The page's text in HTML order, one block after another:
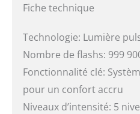
Fiche technique
Technologie: Lumière
Nombre de flashs: 999
Fonctionnalité clé:
pour un confort accru
Niveaux d’intensité: 5